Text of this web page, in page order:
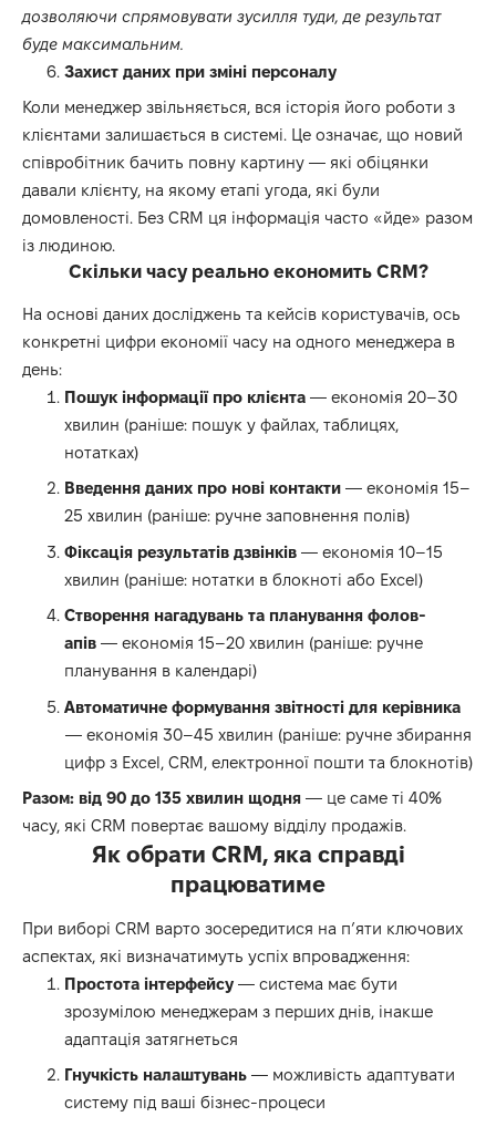
дозволяючи спрямовувати зусилля туди, де результат
буде максимальним.
Захист даних при зміні персоналу
Коли менеджер звільняється, вся історія його роботи з
клієнтами залишається в системі. Це означає, що новий
співробітник бачить повну картину — які обіцянки
давали клієнту, на якому етапі угода, які були
домовленості. Без CRM ця інформація часто «йде» разом
із людиною.
Скільки часу реально економить CRM?
На основі даних досліджень та кейсів користувачів, ось
конкретні цифри економії часу на одного менеджера в
день:
Пошук інформації про клієнта— економія 20–30
хвилин (раніше: пошук у файлах, таблицях,
нотатках)
Введення даних про нові контакти— економія 15–
25 хвилин (раніше: ручне заповнення полів)
Фіксація результатів дзвінків— економія 10–15
хвилин (раніше: нотатки в блокноті або Excel)
Створення нагадувань та планування фолов-
апів— економія 15–20 хвилин (раніше: ручне
планування в календарі)
Автоматичне формування звітності для керівника
— економія 30–45 хвилин (раніше: ручне збирання
цифр з Excel, CRM, електронної пошти та блокнотів)
Разом: від 90 до 135 хвилин щодня — це саме ті 40%
часу, які CRM повертає вашому відділу продажів.
Як обрати CRM, яка справді
працюватиме
При виборі CRM варто зосередитися на п’яти ключових
аспектах, які визначатимуть успіх впровадження:
Простота інтерфейсу— система має бути
зрозумілою менеджерам з перших днів, інакше
адаптація затягнеться
Гнучкість налаштувань— можливість адаптувати
систему під ваші бізнес-процеси